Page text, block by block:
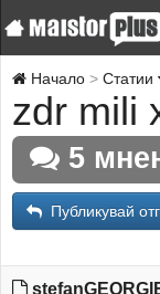
Начало Статии
zdr mili
5
Публикувай